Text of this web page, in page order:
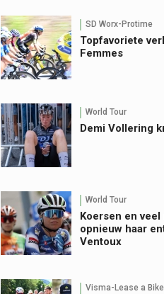
SD Worx-Protime
Topfavoriete
Femmes
World Tour
Demi Vollering
World Tour
Koersen en
opnieuw haar
Ventoux
Visma-Lease a Bike